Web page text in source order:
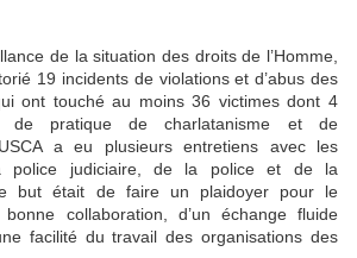
de la situation des droits de l’Homme,
19 incidents de violations et d’abus des
ont touché au moins 36 victimes dont 4
de pratique de charlatanisme et de
a eu plusieurs entretiens avec les
police judiciaire, de la police et de la
but était de faire un plaidoyer pour le
bonne collaboration, d’un échange fluide
facilité du travail des organisations des